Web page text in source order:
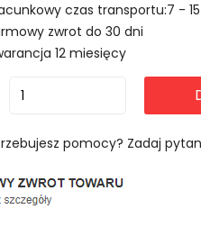
czas transportu:7 -
zwrot do 30 dni
12 miesięcy
pomocy? Zadaj